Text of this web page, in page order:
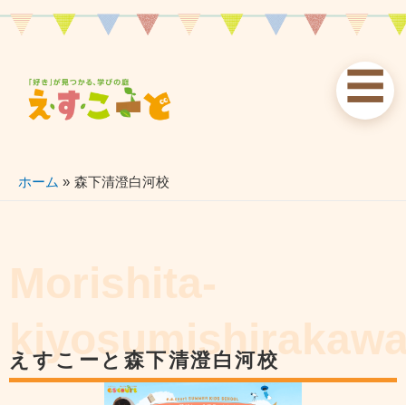
☰
お知らせ
news
えすこーと 各校案内
schools
ホーム 森下清澄白河校
Morishita-
えすこーと森下清澄白河校